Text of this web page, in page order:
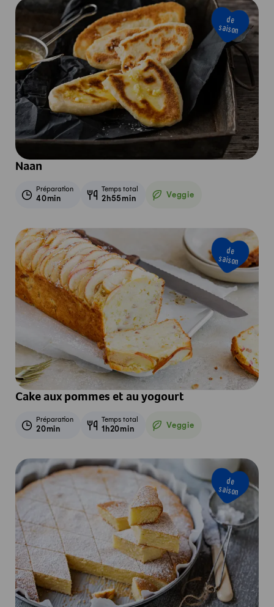
de
saison
Naan
Préparation
40min
Temps total
2h55min Veggie
Veggie
de
saison
Cake aux pommes et au yogourt
Préparation
20min
Temps total
1h20min Veggie
Veggie
de
saison